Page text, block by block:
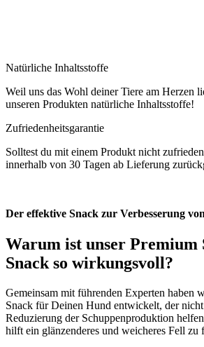
Natürliche Inhaltsstoffe
Weil uns das Wohl deiner Tiere am Herzen
unseren Produkten natürliche Inhaltsstoffe!
Zufriedenheitsgarantie
Solltest du mit einem Produkt nicht
innerhalb von 30 Tagen ab Lieferung
Der effektive Snack zur Verbesserung
Warum ist unser Premium
Snack so wirkungsvoll?
Gemeinsam mit führenden Experten haben
Snack für Deinen Hund entwickelt, der
Reduzierung der Schuppenproduktion
hilft ein glänzenderes und weicheres Fell zu